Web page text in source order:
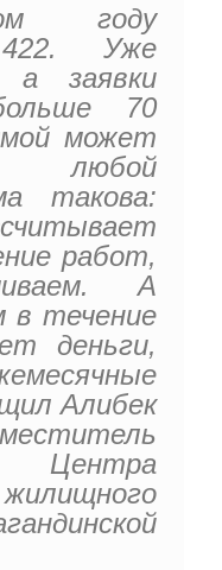
году
422. Уже
а заявки
70
может
любой
такова:
работ,
А
в течение
деньги,
Алибек